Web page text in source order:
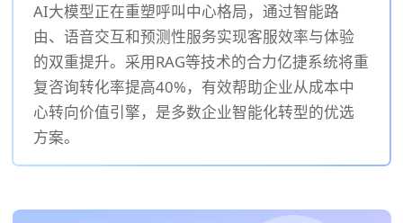
AI大模型正在重塑呼叫中心格局，通过智能路
由、语音交互和预测性服务实现客服效率与体验
的双重提升。采用RAG等技术的合力亿捷系统将重
复咨询转化率提高40%，有效帮助企业从成本中
心转向价值引擎，是多数企业智能化转型的优选
方案。